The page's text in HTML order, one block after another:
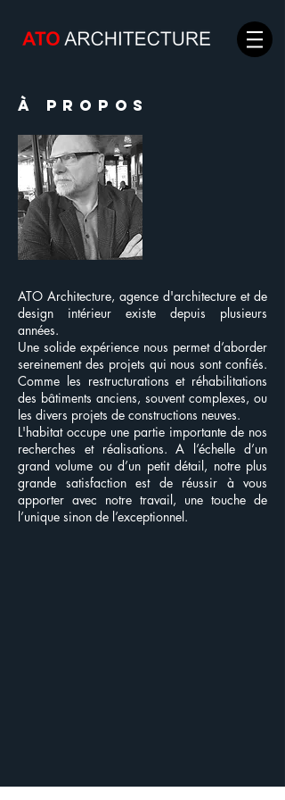
À propos
ATO Architecture, agence d'architecture et de
design intérieur existe depuis plusieurs
années.
Une solide expérience nous permet d’aborder
sereinement des projets qui nous sont confiés.
Comme les restructurations et réhabilitations
des bâtiments anciens, souvent complexes, ou
les divers projets de constructions neuves.
L'habitat occupe une partie importante de nos
recherches et réalisations. A l’échelle d’un
grand volume ou d’un petit détail, notre plus
grande satisfaction est de réussir à vous
apporter avec notre travail, une touche de
l’unique sinon de l’exceptionnel.